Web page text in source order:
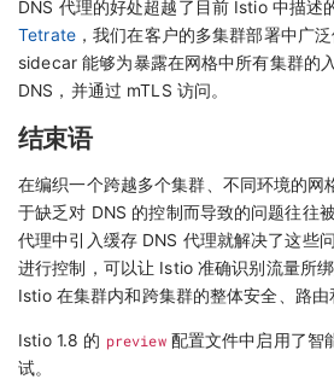
DNS 代理的好处超越了目前 Istio 中描述
Tetrate，我们在客户的多集群部署中广
sidecar 能够为暴露在网格中所有集群的
DNS，并通过 mTLS 访问。
结束语
在编织一个跨越多个集群、不同环境的网
于缺乏对 DNS 的控制而导致的问题往往
代理中引入缓存 DNS 代理就解决了这些
进行控制，可以让 Istio 准确识别流量所
Istio 在集群内和跨集群的整体安全、路由
Istio 1.8 的 preview配置文件中启用了智
试。